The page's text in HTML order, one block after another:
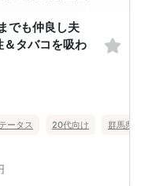
でも仲良し夫
タバコを吸わ
ータス 20代向け 群馬県